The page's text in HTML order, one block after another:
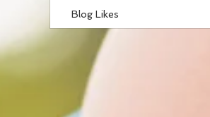
Blog Likes